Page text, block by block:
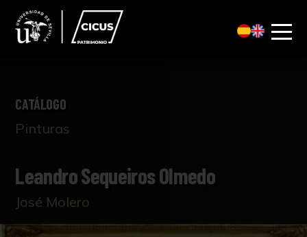
CATÁLOGO
Pinturas
Leandro Sequeiros Olmedo
José Molero